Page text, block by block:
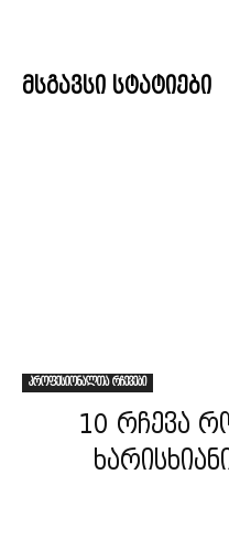
მსგავსი სტატიები
პროფესიონალთა რჩევები
10 რჩევა